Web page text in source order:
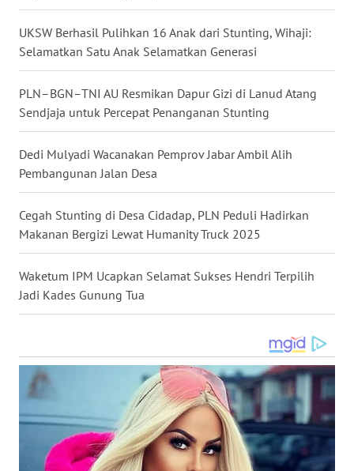
UKSW Berhasil Pulihkan 16 Anak dari Stunting, Wihaji:
Selamatkan Satu Anak Selamatkan Generasi
PLN–BGN–TNI AU Resmikan Dapur Gizi di Lanud Atang
Sendjaja untuk Percepat Penanganan Stunting
Dedi Mulyadi Wacanakan Pemprov Jabar Ambil Alih
Pembangunan Jalan Desa
Cegah Stunting di Desa Cidadap, PLN Peduli Hadirkan
Makanan Bergizi Lewat Humanity Truck 2025
Waketum IPM Ucapkan Selamat Sukses Hendri Terpilih
Jadi Kades Gunung Tua
DANAU
WN
NIAS
WN
LANGKAT
WN
TAPANULI
WN
TANJUNG
LESUNG
WN
KARO